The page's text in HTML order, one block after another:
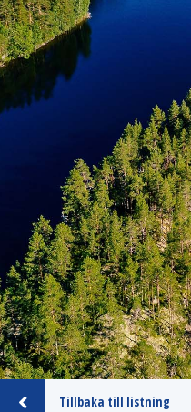
Tillbaka till listning